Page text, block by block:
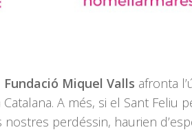
Miquel Valls afronta
Catalana. A més, si el Sant
nostres perdéssin, haurien